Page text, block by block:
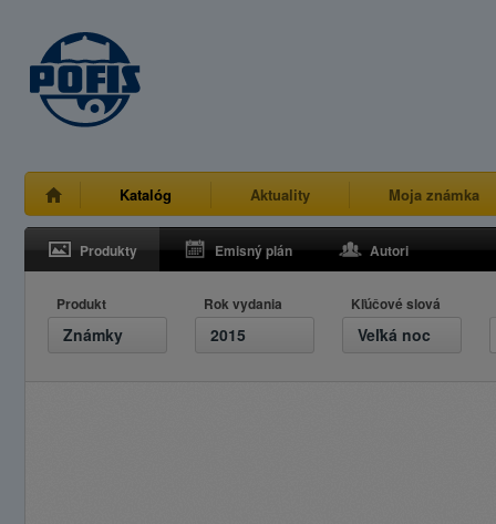
Katalóg Aktuality Moja známka
Produkty Emisný plán Autori
Produkt
Známky
Rok vydania
2015
Kľúčové slová
Veľká noc